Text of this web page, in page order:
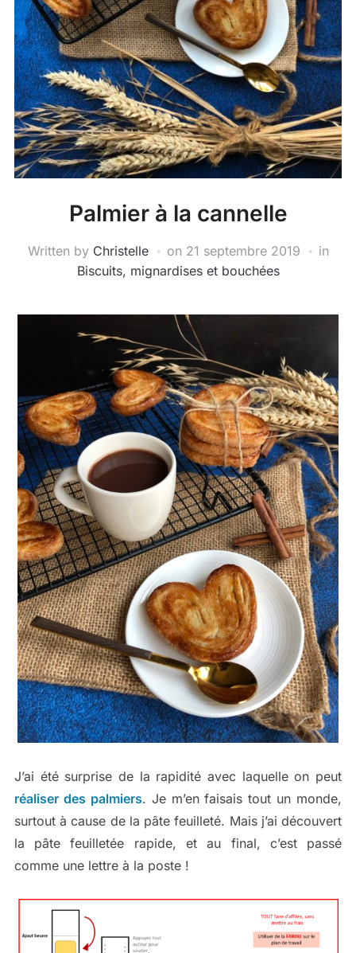
Palmier à la cannelle
Written by Christelle on 21 septembre 2019
in
Biscuits, mignardises et bouchées
J’ai été surprise de la rapidité avec laquelle on peut
réaliser des palmiers. Je m’en faisais tout un monde,
surtout à cause de la pâte feuilleté. Mais j’ai découvert
la pâte feuilletée rapide, et au final, c’est passé
comme une lettre à la poste !